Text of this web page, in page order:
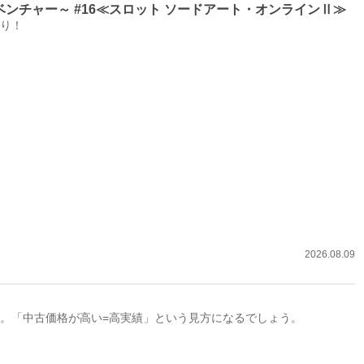
ンチャー～ #16≪スロット ソードアート・オンラインⅡ≫
！
2026.08.09
中古価格が高い=高実績」という見方になるでしょう。